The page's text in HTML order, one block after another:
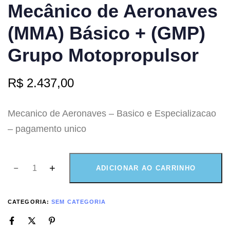
Mecânico de Aeronaves
(MMA) Básico + (GMP)
Grupo Motopropulsor
R$ 2.437,00
Mecanico de Aeronaves – Basico e Especializacao
– pagamento unico
ADICIONAR AO CARRINHO
CATEGORIA:SEM CATEGORIA